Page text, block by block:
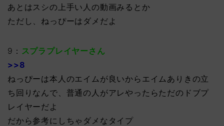
あとはスシの上手い人の動画みるとか
ただし、ねっぴーはダメだよ
9： スプラプレイヤーさん
>>8
ねっぴーは本人のエイムが良いからエイムありきの立
ち回りなんで、普通の人がアレやったらただのドブプ
レイヤーだよ
だから参考にしちゃダメなタイプ